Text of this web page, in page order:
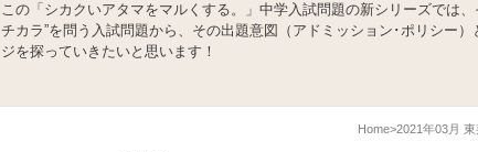
この「シカクいアタマをマルくする。」中学入試問題の新シリーズでは
チカラ”を問う入試問題から、その出題意図（アドミッション･ポリシー
ジを探っていきたいと思います！
Home 2021年03月 東